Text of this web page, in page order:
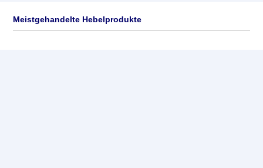
Meistgehandelte Hebelprodukte